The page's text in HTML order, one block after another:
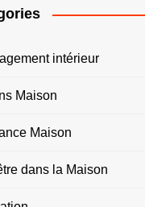
intérieur
Maison
Maison
dans la Maison